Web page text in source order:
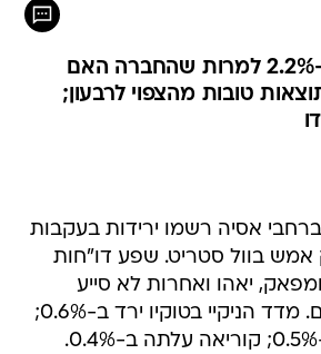
יאהו יפאן ירדה ב-2.2% למרות שהחברה האם
טובות מהצפוי לרבעון;
ברחבי אסיה רשמו ירידות בעקבות
אמש בוול סטריט. שפע דו"חות
יאהו ואחרות לא סייע
לעודד את השווקים. מדד הניקיי בטוקיו ירד ב-0.6%;